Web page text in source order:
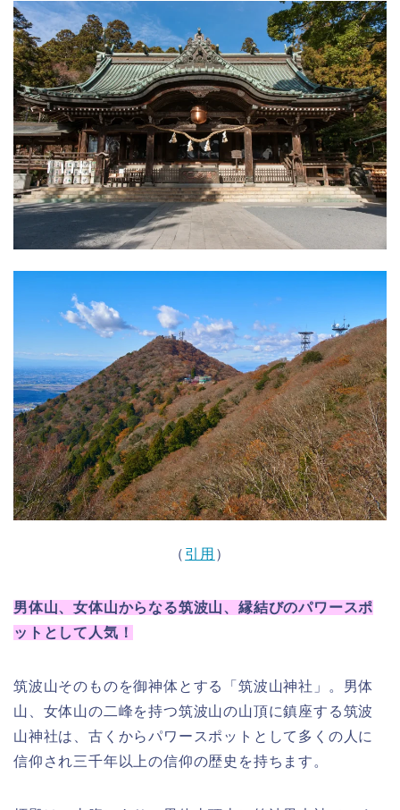
（ 引用 ）
男体山、女体山からなる筑波山、縁結びのパワースポ
ットとして人気！
筑波山そのものを御神体とする「筑波山神社」。男体
山、女体山の二峰を持つ筑波山の山頂に鎮座する筑波
山神社は、古くからパワースポットとして多くの人に
信仰され三千年以上の信仰の歴史を持ちます。